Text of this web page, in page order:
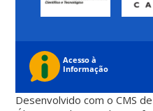
Desenvolvido com o CMS